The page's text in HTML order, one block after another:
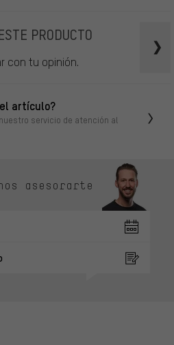
PRODUCTO
con tu opinión.
artículo?
servicio de atención al
asesorarte